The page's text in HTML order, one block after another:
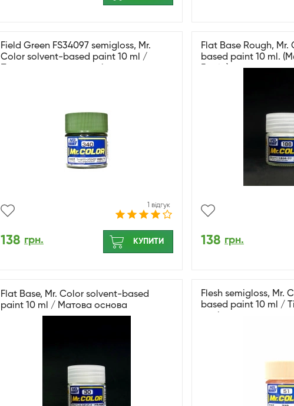
Field Green FS34097 semigloss, Mr.
Color solvent-based paint 10 ml /
1 відгук
138 грн. КУПИТИ
Flat Base Rough,
based paint 10 ml.
138 грн.
Flat Base, Mr. Color solvent-based
paint 10 ml / Матова основа
Flesh semigloss, Mr.
based paint 10 ml /